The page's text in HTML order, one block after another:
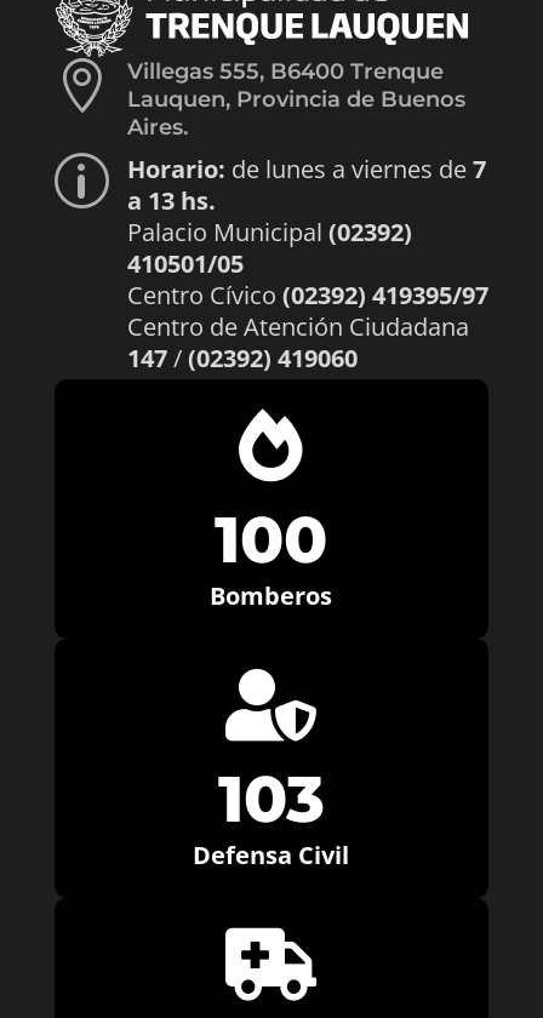

Villegas 555, B6400 Trenque
Lauquen, Provincia de Buenos
Aires.
p Horario: de lunes a viernes de7
a 13 hs.
Palacio Municipal (02392)
410501/05
Centro Cívico (02392) 419395/97
Centro de Atención Ciudadana
147/(02392) 419060

100
Bomberos

103
Defensa Civil
